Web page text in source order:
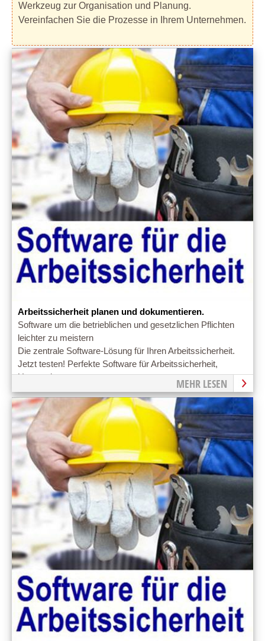
Werkzeug zur Organisation und Planung.
Vereinfachen Sie die Prozesse in Ihrem Unternehmen.
Arbeitssicherheit planen und dokumentieren.
Software um die betrieblichen und gesetzlichen Pflichten
leichter zu meistern
Die zentrale Software-Lösung für Ihren Arbeitssicherheit.
Jetzt testen! Perfekte Software für Arbeitssicherheit,
Unterweisung.
MEHR LESEN